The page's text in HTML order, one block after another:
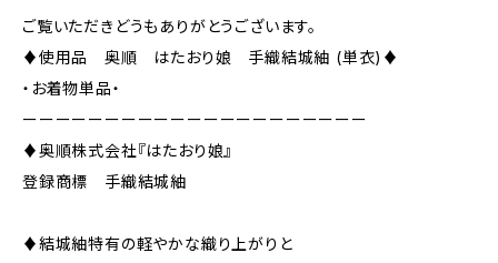
ご覧いただきどうもありがとうございます。
♦︎使用品 奥順 はたおり娘 手織結城紬 (単衣)♦︎
・お着物単品・
ーーーーーーーーーーーーーーーーーーーーー
♦︎奥順株式会社『はたおり娘』
登録商標 手織結城紬
♦︎結城紬特有の軽やかな織り上がりと